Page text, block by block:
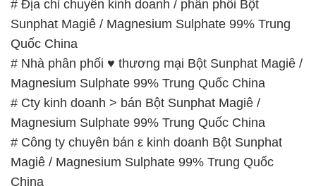
# Đơn vị chuyên bán ≈ phân phối Bột Sunphat
Magiê / Magnesium Sulphate 99% Trung Quốc
China
# Đơn vị thương mại ∩ phân phối Bột Sunphat
Magiê / Magnesium Sulphate 99% Trung Quốc
China
# Đơn vị chuyên phân phối ≥ kinh doanh Bột
Sunphat Magiê / Magnesium Sulphate 99% Trung
Quốc China